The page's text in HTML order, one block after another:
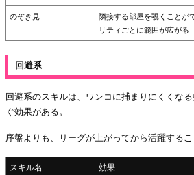
のぞき見
隣接する部屋を覗くことが
リティごとに範囲が広がる
回避系
回避系のスキルは、ワンコに捕まりにくくな
ぐ効果がある。
序盤よりも、リーグが上がってから活躍するこ
スキル名 効果